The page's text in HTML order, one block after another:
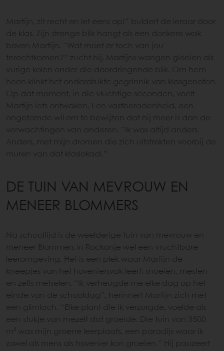
Martijn, zit recht en let eens op!” buldert de leraar door
de klas. Zijn strenge blik hangt als een donkere wolk
boven Martijn. “Wat moet er toch van jou
terechtkomen?” zucht hij. Martijns wangen gloeien als
vurige kolen onder die doordringende blik. Om hem
heen klinkt het onderdrukte gegrinnik van klasgenoten.
Op dat moment, in die vluchtige seconden, voelt
Martijn iets ontwaken. Een vastberadenheid, een
ongetemde wil om te bewijzen dat hij meer is dan de
verwachtingen van anderen. “Ik was altijd anders.
Anders, met mijn dromen die zich uitstrekten voorbij de
muren van dat klaslokaal.”
DE TUIN VAN MEVROUW EN
MENEER BLOMMERS
Na schooltijd is de weelderige tuin van mevrouw en
meneer Blommers in Rockanje wel een vruchtbare
leeromgeving. Het is een plek waar Martijn de
kneepjes van het hoveniersvak leert: snoeien, mesten
en zelfs metselen. “Ik verheugde me elke dag op het
einde van de schooldag”, herinnert Martijn zich met
een glimlach. “Elke plant die ik verzorgde, voelde als
een stukje van mezelf dat groeide. Die tuin van 3500
m² was mijn groene leerplaats, een paradijs waar ik
zowel als mens als hovenier kon groeien.” Hij pauzeert